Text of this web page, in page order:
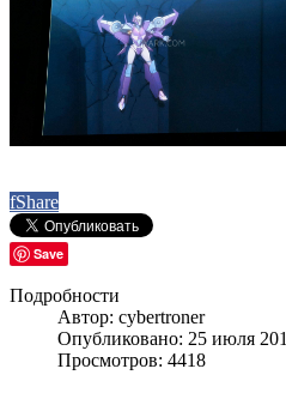
fShare
Save
Подробности
Автор: cybertroner
Опубликовано: 25 июля
Просмотров: 4418